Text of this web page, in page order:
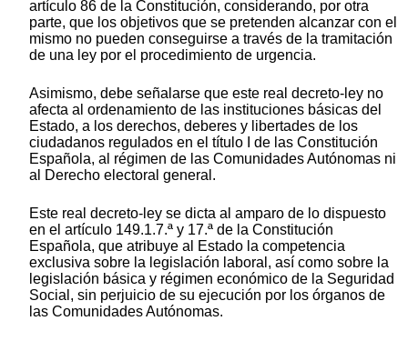
artículo 86 de la Constitución, considerando, por otra
parte, que los objetivos que se pretenden alcanzar con el
mismo no pueden conseguirse a través de la tramitación
de una ley por el procedimiento de urgencia.
Asimismo, debe señalarse que este real decreto-ley no
afecta al ordenamiento de las instituciones básicas del
Estado, a los derechos, deberes y libertades de los
ciudadanos regulados en el título I de las Constitución
Española, al régimen de las Comunidades Autónomas ni
al Derecho electoral general.
Este real decreto-ley se dicta al amparo de lo dispuesto
en el artículo 149.1.7.ª y 17.ª de la Constitución
Española, que atribuye al Estado la competencia
exclusiva sobre la legislación laboral, así como sobre la
legislación básica y régimen económico de la Seguridad
Social, sin perjuicio de su ejecución por los órganos de
las Comunidades Autónomas.